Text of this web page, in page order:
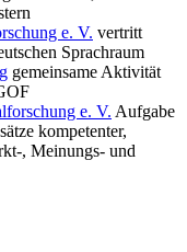
e. V. vertritt
Sprachraum
gemeinsame Aktivität
e. V. Aufgabe
kompetenter,
, Meinungs- und